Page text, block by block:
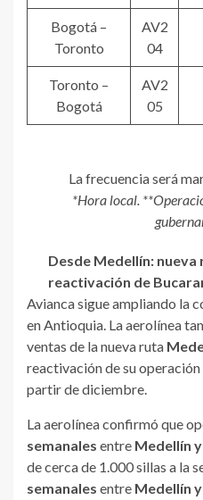
Bogotá –
Toronto
AV2
04
Toronto –
Bogotá
AV2
05
La frecuencia será
*Hora local.
Desde Medellín: nueva
reactivación de
Avianca sigue ampliando la
en Antioquia. La aerolínea
ventas de la nueva ruta
reactivación de su operación
partir de diciembre.
La aerolínea confirmó que
semanales entre Medellín
de cerca de 1.000 sillas a la
semanales entre Medellín